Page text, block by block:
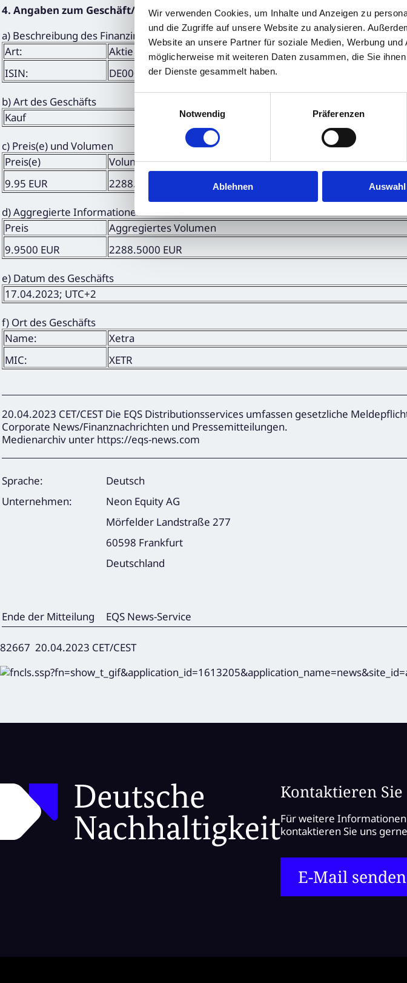
Wir verwenden Cookies, um Inhalte und Anzeigen zu
und die Zugriffe auf unsere Website zu analysieren.
Website an unsere Partner für soziale Medien, Werbung
möglicherweise mit weiteren Daten zusammen, die Sie
der Dienste gesammelt haben.
Notwendig
Präferenzen
Ablehnen
4. Angaben zum Geschäft/zu den Geschäften
a) Beschreibung des Finanzinstruments, Art des Instruments, Kennung
Art:
Aktie
ISIN:
DE000A3DW408
b) Art des Geschäfts
Kauf
c) Preis(e) und Volumen
Preis(e)
Volumen
9.95 EUR
2288.50 EUR
d) Aggregierte Informationen
Preis
Aggregiertes Volumen
9.9500 EUR
2288.5000 EUR
e) Datum des Geschäfts
17.04.2023; UTC+2
f) Ort des Geschäfts
Name:
Xetra
MIC:
XETR
20.04.2023 CET/CEST Die EQS Distributionsservices umfassen gesetzliche
Corporate News/Finanznachrichten und Pressemitteilungen.
Medienarchiv unter https://eqs-news.com
Sprache:
Deutsch
Unternehmen:
Neon Equity AG
Mörfelder Landstraße 277
60598 Frankfurt
Deutschland
Ende der Mitteilung EQS News-Service
82667 20.04.2023 CET/CEST
Kontaktieren Sie
Für weitere
kontaktieren Sie uns
E-Mail senden